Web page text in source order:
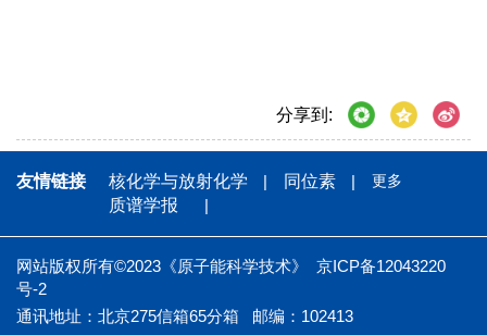
分享到:
友情链接 核化学与放射化学
同位素
质谱学报
更多
网站版权所有©2023《原子能科学技术》 京ICP备12043220
号-2
通讯地址：北京275信箱65分箱 邮编：102413